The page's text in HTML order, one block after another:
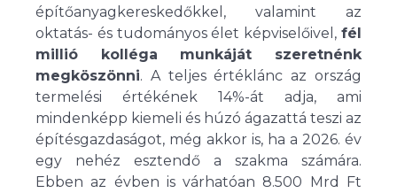
építőanyagkereskedőkkel, valamint az
oktatás- és tudományos élet képviselőivel, fél
millió kolléga munkáját szeretnénk
megköszönni. A teljes értéklánc az ország
termelési értékének 14%-át adja, ami
mindenképp kiemeli és húzó ágazattá teszi az
építésgazdaságot, még akkor is, ha a 2026. év
egy nehéz esztendő a szakma számára.
Ebben az évben is várhatóan 8.500 Mrd Ft